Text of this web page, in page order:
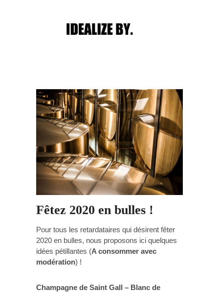
Post navigation
Fêtez 2020 en bulles !
Pour tous les retardataires qui désirent fêter
2020 en bulles, nous proposons ici quelques
idées pétillantes (A consommer avec
modération) !
Champagne de Saint Gall – Blanc de